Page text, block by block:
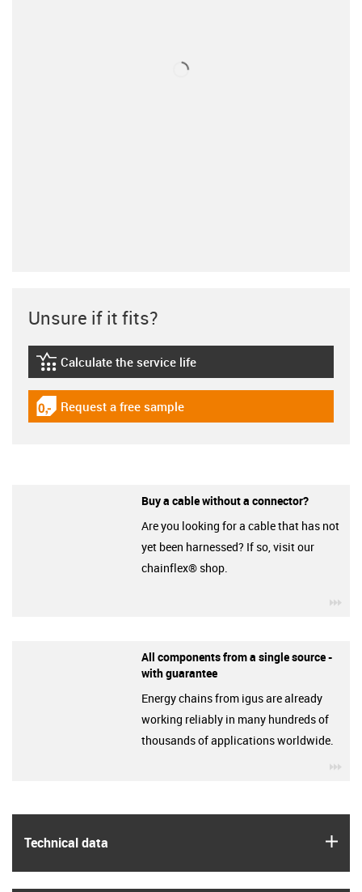
Technical data
Unsure if it fits?
igus-icon-lebensdauerrechner
Calculate the service life
igus-icon-gratismuster
Request a free sample
Buy a cable without a connector?
Are you looking for a cable that has not
yet been harnessed? If so, visit our
chainflex® shop.
All components from a single source -
with guarantee
Energy chains from igus are already
working reliably in many hundreds of
thousands of applications worldwide.